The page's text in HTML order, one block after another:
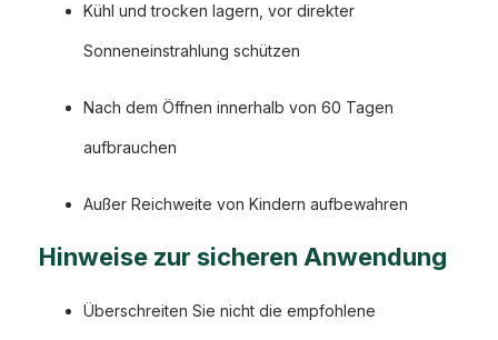
Kühl und trocken lagern, vor direkter
Sonneneinstrahlung schützen
Nach dem Öffnen innerhalb von 60 Tagen
aufbrauchen
Außer Reichweite von Kindern aufbewahren
Hinweise zur sicheren Anwendung
Überschreiten Sie nicht die empfohlene